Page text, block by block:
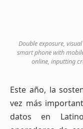
Double exposure,
smart phone with
online, inputting
Este año, la
vez más
datos en